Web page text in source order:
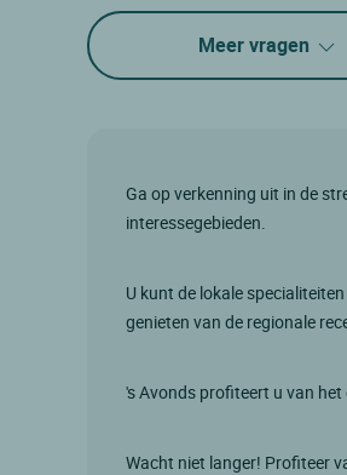
Meer vragen
Ga op verkenning uit in de
interessegebieden.
U kunt de lokale
genieten van de regionale
's Avonds profiteert u van het
Wacht niet langer! Profiteer